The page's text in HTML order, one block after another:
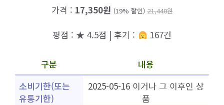
가격 : 17,350원 (19% 할인) 21,440원
평점 : ★ 4.5점 | 후기 : 167건
구분
내용
소비기한(또는
유통기한)
2025-05-16 이거나 그 이후인 상
품